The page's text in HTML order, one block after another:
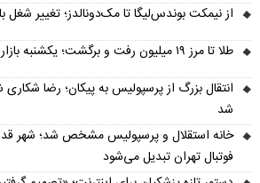
از نیمکت بوندس‌لیگا تا مک‌دونالدز؛ تغییر شغل
طلا تا مرز ۱۹ میلیون رفت و برگشت؛ یکشنبه بازار دوباره صعودی می‌شود؟
شد
خانه استقلال و پرسپولیس مشخص شد؛ شهر
فوتبال تهران تبدیل می‌شود